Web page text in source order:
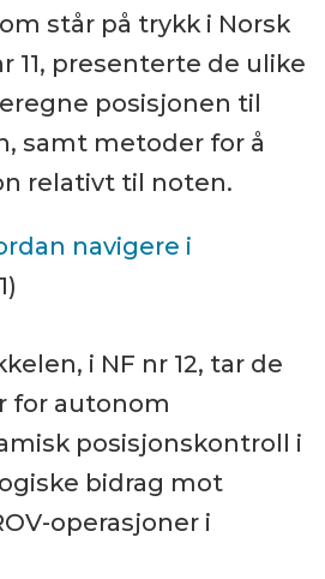
står på trykk i Norsk
11, presenterte de ulike
posisjonen til
samt metoder for å
relativt til noten.
navigere i
i NF nr 12, tar de
for autonom
posisjonskontroll i
bidrag mot
operasjoner i